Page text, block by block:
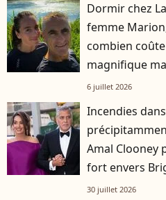
Dormir chez
femme
combien
magnifique
6 juillet 2026
Incendies
Amal Clooney
fort envers
30 juillet 2026